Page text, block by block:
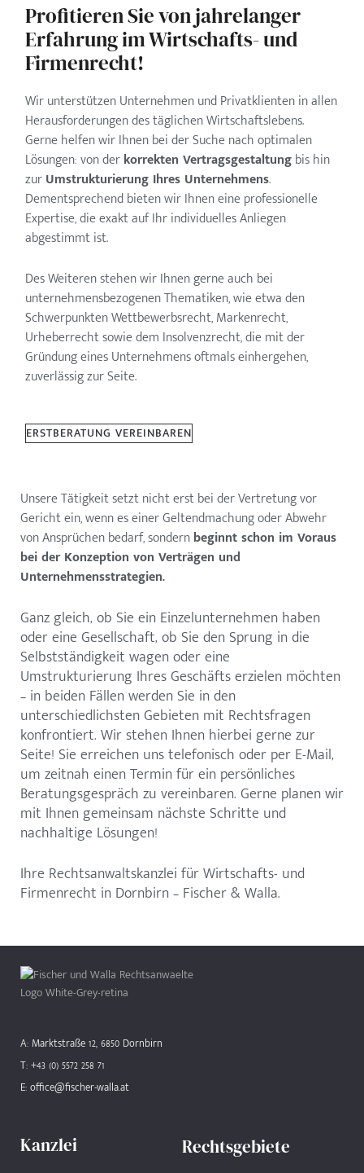
Profitieren Sie von jahrelanger
Erfahrung im Wirtschafts- und
Firmenrecht!
Wir unterstützen Unternehmen und Privatklienten in allen
Herausforderungen des täglichen Wirtschaftslebens.
Gerne helfen wir Ihnen bei der Suche nach optimalen
Lösungen: von derkorrekten Vertragsgestaltungbis hin
zurUmstrukturierung Ihres Unternehmens.
Dementsprechend bieten wir Ihnen eine professionelle
Expertise, die exakt auf Ihr individuelles Anliegen
abgestimmt ist.
Des Weiteren stehen wir Ihnen gerne auch bei
unternehmensbezogenen Thematiken, wie etwa den
Schwerpunkten Wettbewerbsrecht, Markenrecht,
Urheberrecht sowie dem Insolvenzrecht, die mit der
Gründung eines Unternehmens oftmals einhergehen,
zuverlässig zur Seite.
ERSTBERATUNG VEREINBAREN
Unsere Tätigkeit setzt nicht erst bei der Vertretung vor
Gericht ein, wenn es einer Geltendmachung oder Abwehr
von Ansprüchen bedarf, sondernbeginnt schon im Voraus
bei der Konzeption von Verträgen und
Unternehmensstrategien.
Ganz gleich, ob Sie ein Einzelunternehmen haben
oder eine Gesellschaft, ob Sie den Sprung in die
Selbstständigkeit wagen oder eine
Umstrukturierung Ihres Geschäfts erzielen möchten
– in beiden Fällen werden Sie in den
unterschiedlichsten Gebieten mit Rechtsfragen
konfrontiert. Wir stehen Ihnen hierbei gerne zur
Seite! Sie erreichen uns telefonisch oder per E-Mail,
um zeitnah einen Termin für ein persönliches
Beratungsgespräch zu vereinbaren. Gerne planen wir
mit Ihnen gemeinsam nächste Schritte und
nachhaltige Lösungen!
Ihre Rechtsanwaltskanzlei für Wirtschafts- und
Firmenrecht in Dornbirn – Fischer & Walla.
A: Marktstraße 12, 6850 Dornbirn
T: +43 (0) 5572 258 71
E: office@fischer-walla.at
Kanzlei Rechtsgebiete